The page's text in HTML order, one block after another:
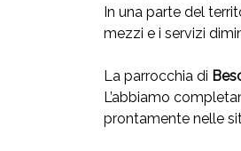
In una parte del
mezzi e i servizi
La parrocchia di
L’abbiamo
prontamente nelle